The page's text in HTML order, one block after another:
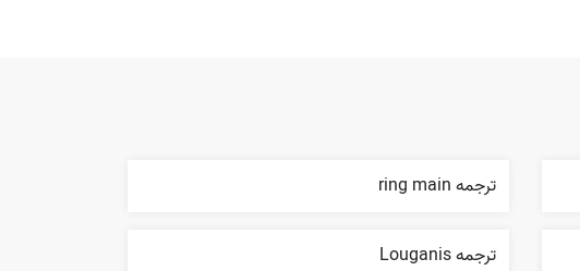
ترجمه ring main
ترجمه Louganis